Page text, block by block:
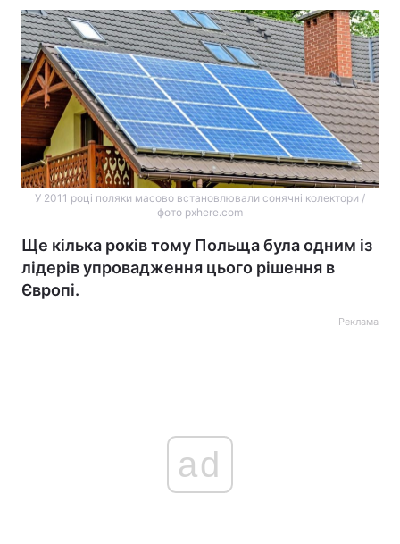
У 2011 році поляки масово встановлювали сонячні колектори /
фото pxhere.com
Ще кілька років тому Польща була одним із
лідерів упровадження цього рішення в
Європі.
Реклама
ad